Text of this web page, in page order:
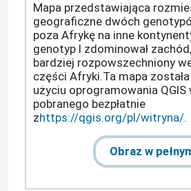
Mapa przedstawiająca
geograficzne dwóch
poza Afrykę na inne
genotyp I zdominował
bardziej rozpowszechniony
części Afryki.Ta mapa
użyciu oprogramowania QGIS
pobranego bezpłatnie
zhttps://qgis.org/pl/witryna/.
Obraz w